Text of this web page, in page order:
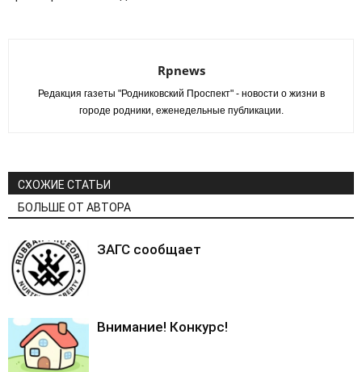
Rpnews
Редакция газеты "Родниковский Проспект" - новости о жизни в
городе родники, еженедельные публикации.
СХОЖИЕ СТАТЬИ
БОЛЬШЕ ОТ АВТОРА
ЗАГС сообщает
Внимание! Конкурс!